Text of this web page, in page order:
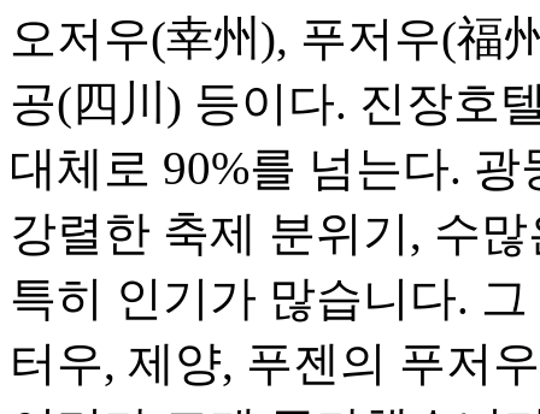
오저우(幸州), 푸저우(福
공(四川) 등이다. 진장호
대체로 90%를 넘는다.
강렬한 축제 분위기, 수
특히 인기가 많습니다.
터우, 제양, 푸젠의 푸저